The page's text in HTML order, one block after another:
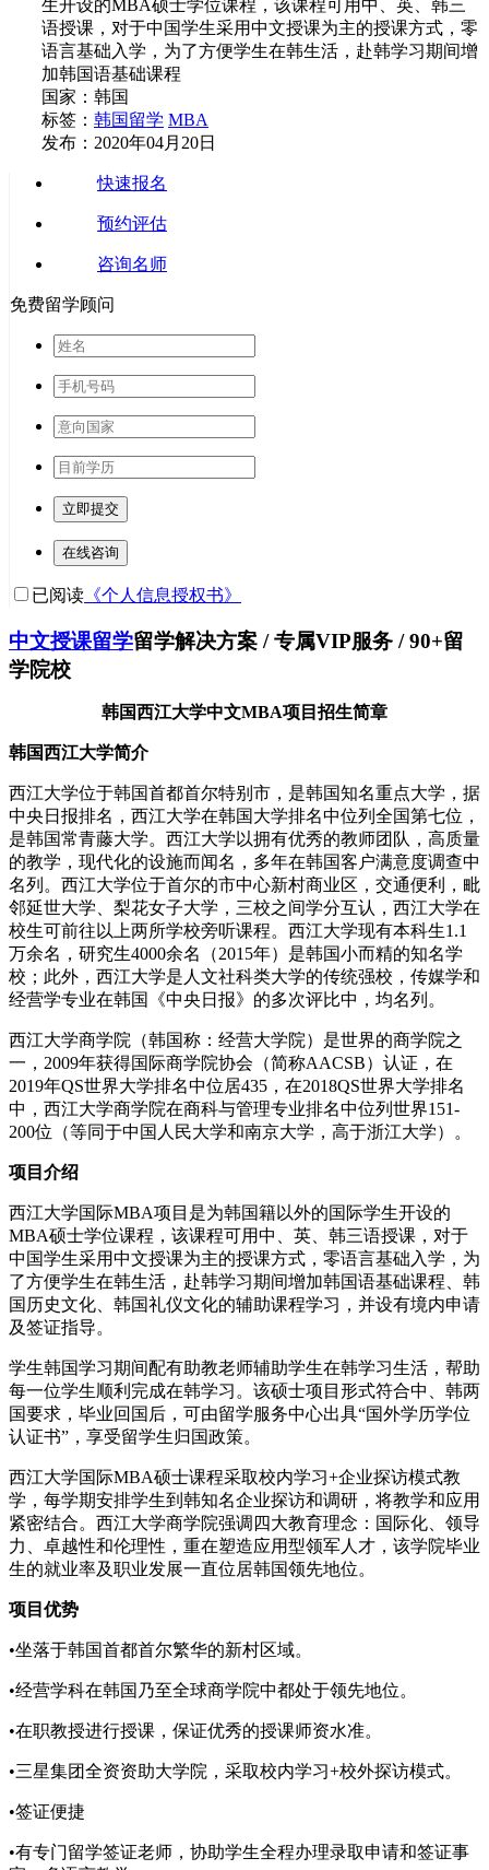
生开设的MBA硕士学位课程，该课程可用中、英、韩三
语授课，对于中国学生采用中文授课为主的授课方式，零
语言基础入学，为了方便学生在韩生活，赴韩学习期间增
加韩国语基础课程
国家：韩国
标签： 韩国留学 MBA
发布：2020年04月20日
快速报名
预约评估
咨询名师
免费留学顾问
立即提交
在线咨询
已阅读 《个人信息授权书》
中文授课留学留学解决方案 / 专属VIP服务 / 90+留
学院校
韩国西江大学中文MBA项目招生简章
韩国西江大学简介
西江大学位于韩国首都首尔特别市，是韩国知名重点大学，据
中央日报排名，西江大学在韩国大学排名中位列全国第七位，
是韩国常青藤大学。西江大学以拥有优秀的教师团队，高质量
的教学，现代化的设施而闻名，多年在韩国客户满意度调查中
名列。西江大学位于首尔的市中心新村商业区，交通便利，毗
邻延世大学、梨花女子大学，三校之间学分互认，西江大学在
校生可前往以上两所学校旁听课程。西江大学现有本科生1.1
万余名，研究生4000余名（2015年）是韩国小而精的知名学
校；此外，西江大学是人文社科类大学的传统强校，传媒学和
经营学专业在韩国《中央日报》的多次评比中，均名列。
西江大学商学院（韩国称：经营大学院）是世界的商学院之
一，2009年获得国际商学院协会（简称AACSB）认证，在
2019年QS世界大学排名中位居435，在2018QS世界大学排名
中，西江大学商学院在商科与管理专业排名中位列世界151-
200位（等同于中国人民大学和南京大学，高于浙江大学）。
项目介绍
西江大学国际MBA项目是为韩国籍以外的国际学生开设的
MBA硕士学位课程，该课程可用中、英、韩三语授课，对于
中国学生采用中文授课为主的授课方式，零语言基础入学，为
了方便学生在韩生活，赴韩学习期间增加韩国语基础课程、韩
国历史文化、韩国礼仪文化的辅助课程学习，并设有境内申请
及签证指导。
学生韩国学习期间配有助教老师辅助学生在韩学习生活，帮助
每一位学生顺利完成在韩学习。该硕士项目形式符合中、韩两
国要求，毕业回国后，可由留学服务中心出具“国外学历学位
认证书”，享受留学生归国政策。
西江大学国际MBA硕士课程采取校内学习+企业探访模式教
学，每学期安排学生到韩知名企业探访和调研，将教学和应用
紧密结合。西江大学商学院强调四大教育理念：国际化、领导
力、卓越性和伦理性，重在塑造应用型领军人才，该学院毕业
生的就业率及职业发展一直位居韩国领先地位。
项目优势
•坐落于韩国首都首尔繁华的新村区域。
•经营学科在韩国乃至全球商学院中都处于领先地位。
•在职教授进行授课，保证优秀的授课师资水准。
•三星集团全资资助大学院，采取校内学习+校外探访模式。
•签证便捷
•有专门留学签证老师，协助学生全程办理录取申请和签证事